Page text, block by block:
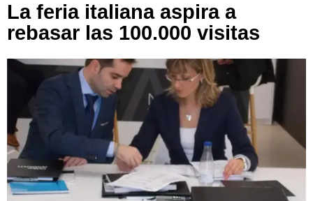
La feria italiana aspira a
rebasar las 100.000 visitas